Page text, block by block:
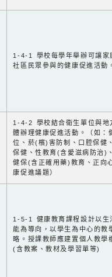
1-4-1 學校每學年舉辦可讓家
社區民眾參與的健康促進活動
1-4-2 學校結合衛生單位與地
體辦理健康促進活動。（如：
位、菸(檳)害防制、口腔保健
保健、性教育(含愛滋病防治)
健保(含正確用藥)教育、正向
康促進議題）
1-5-1 健康教育課程設計以生
能為導向，以學生為中心的教
略。授課教師應建置個人教學
(含教案、教材及學習單等)